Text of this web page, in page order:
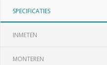
SPECIFICATIES
INMETEN
MONTEREN